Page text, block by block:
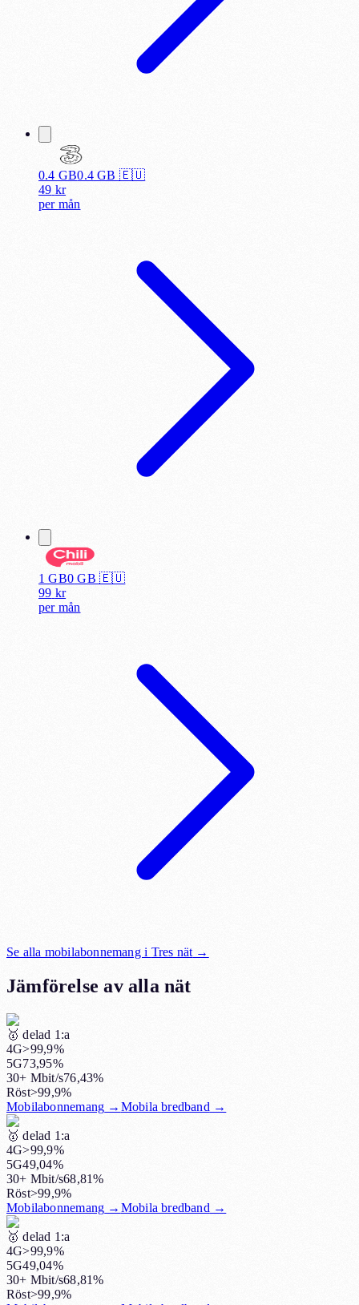
0.4 GB0.4GB 🇪🇺
49 kr
per mån
1 GB0 GB 🇪🇺
99 kr
per mån
Se alla mobilabonnemang i Tres nät →
Jämförelse av alla nät
🥇 delad 1:a
4G>99,9%
5G73,95%
30+ Mbit/s76,43%
Röst>99,9%
Mobilabonnemang → Mobila bredband →
🥇 delad 1:a
4G>99,9%
5G49,04%
30+ Mbit/s68,81%
Röst>99,9%
Mobilabonnemang → Mobila bredband →
🥇 delad 1:a
4G>99,9%
5G49,04%
30+ Mbit/s68,81%
Röst>99,9%